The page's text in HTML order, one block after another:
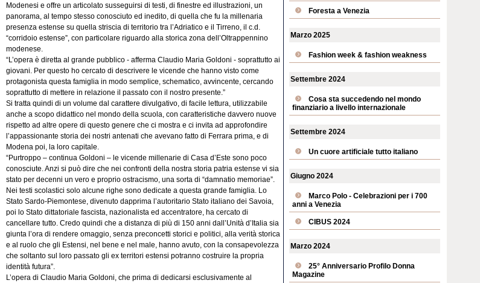
Modenesi e offre un articolato susseguirsi di testi, di finestre ed illustrazioni, un
panorama, al tempo stesso conosciuto ed inedito, di quella che fu la millenaria
presenza estense su quella striscia di territorio tra l’Adriatico e il Tirreno, il c.d.
“corridoio estense”, con particolare riguardo alla storica zona dell’Oltrappennino
modenese.
“L’opera è diretta al grande pubblico - afferma Claudio Maria Goldoni - soprattutto ai
giovani. Per questo ho cercato di descrivere le vicende che hanno visto come
protagonista questa famiglia in modo semplice, schematico, avvincente, cercando
soprattutto di mettere in relazione il passato con il nostro presente.”
Si tratta quindi di un volume dal carattere divulgativo, di facile lettura, utilizzabile
anche a scopo didattico nel mondo della scuola, con caratteristiche davvero nuove
rispetto ad altre opere di questo genere che ci mostra e ci invita ad approfondire
l’appassionante storia dei nostri antenati che avevano fatto di Ferrara prima, e di
Modena poi, la loro capitale.
“Purtroppo – continua Goldoni – le vicende millenarie di Casa d’Este sono poco
conosciute. Anzi si può dire che nei confronti della nostra storia patria estense vi sia
stato per decenni un vero e proprio ostracismo, una sorta di “damnatio memoriae”.
Nei testi scolastici solo alcune righe sono dedicate a questa grande famiglia. Lo
Stato Sardo-Piemontese, divenuto dapprima l’autoritario Stato italiano dei Savoia,
poi lo Stato dittatoriale fascista, nazionalista ed accentratore, ha cercato di
cancellare tutto. Credo quindi che a distanza di più di 150 anni dall’Unità d’Italia sia
giunta l’ora di rendere omaggio, senza preconcetti storici e politici, alla verità storica
e al ruolo che gli Estensi, nel bene e nel male, hanno avuto, con la consapevolezza
che soltanto sul loro passato gli ex territori estensi potranno costruire la propria
identità futura”.
L’opera di Claudio Maria Goldoni, che prima di dedicarsi esclusivamente al
Foresta a Venezia
Marzo 2025
Fashion week & fashion weakness
Settembre 2024
Cosa sta succedendo nel mondo
finanziario a livello internazionale
Settembre 2024
Un cuore artificiale tutto italiano
Giugno 2024
Marco Polo - Celebrazioni per i 700
anni a Venezia
CIBUS 2024
Marzo 2024
25° Anniversario Profilo Donna
Magazine